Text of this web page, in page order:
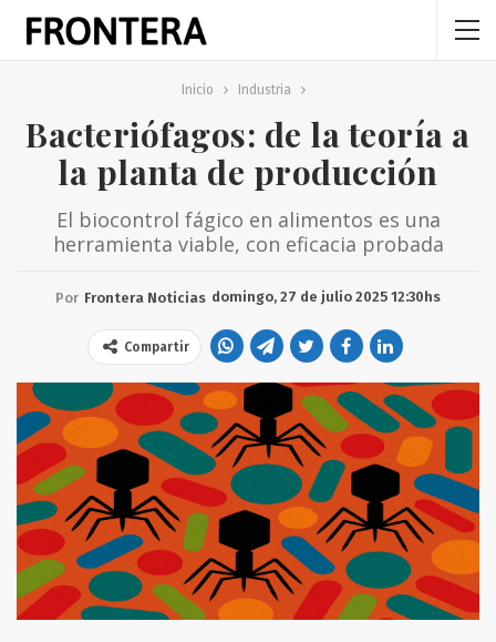
Inicio Industria
Bacteriófagos: de la teoría a
la planta de producción
El biocontrol fágico en alimentos es una
herramienta viable, con eficacia probada
Por Frontera Noticias domingo, 27 de julio 2025 12:30hs
Compartir